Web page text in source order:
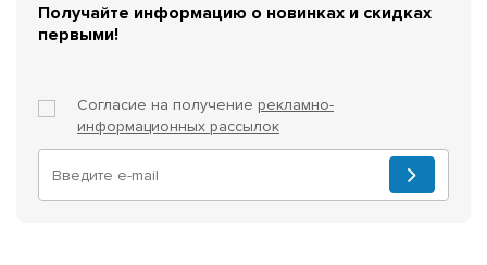
Получайте информацию о новинках и скидках
первыми!
Согласие на получение рекламно-
информационных рассылок